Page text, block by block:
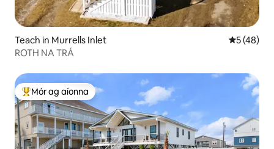
Teach in Murrells Inlet
5 (48)
ROTH NA TRÁ
An-mhór ag aíonna
Mór ag aíonna